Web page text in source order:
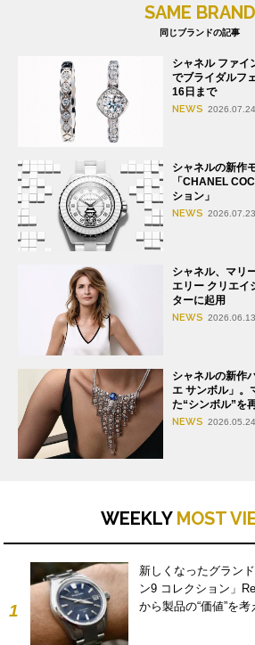
SAME BRAND
同じブランドの記事
シャネル ファイ
でブライダルフ
16日まで
NEWS 2026.07.24
シャネルの新作
「CHANEL
ション」
NEWS 2026.07.23
シャネル、マリ
エリー クリエイ
ターに起用
NEWS 2026.06.13
シャネルの新作
エ サンボル」。
た“シンボル”を
NEWS 2026.05.24
WEEKLY MOST
1
新しくなったグラン
ン9 コレクション」
から製品の“価値”を考